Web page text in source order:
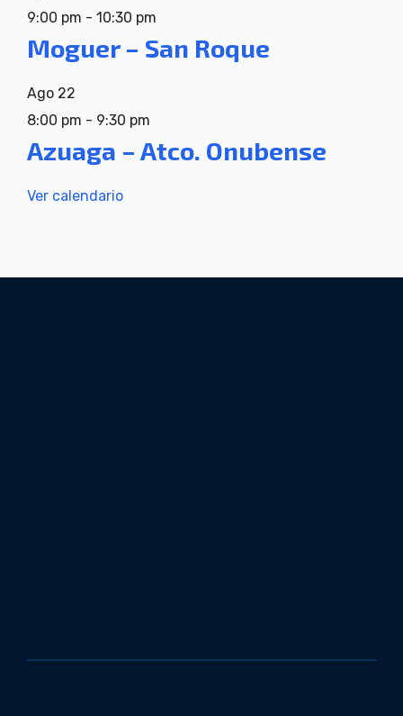
9:00 pm - 10:30 pm
Moguer – San Roque
Ago 22
8:00 pm - 9:30 pm
Azuaga – Atco. Onubense
Ver calendario